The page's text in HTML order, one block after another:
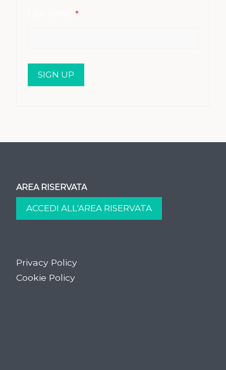
Last name:*
AREA RISERVATA
Privacy Policy
Cookie Policy